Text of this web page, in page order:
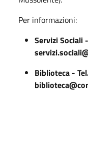
Per informazioni:
Servizi Sociali -
Biblioteca -